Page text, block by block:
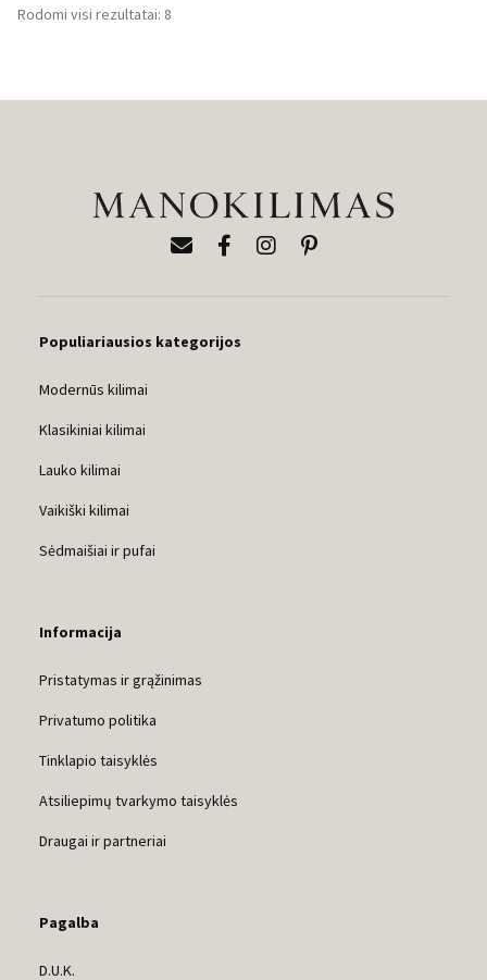
Rodomi visi rezultatai: 8
Populiariausios kategorijos
Modernūs kilimai
Klasikiniai kilimai
Lauko kilimai
Vaikiški kilimai
Sėdmaišiai ir pufai
Informacija
Pristatymas ir grąžinimas
Privatumo politika
Tinklapio taisyklės
Atsiliepimų tvarkymo taisyklės
Draugai ir partneriai
Pagalba
D.U.K.